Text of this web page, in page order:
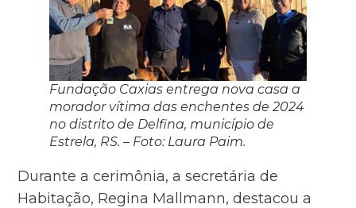
Fundação Caxias entrega nova casa a
morador vítima das enchentes de 2024
no distrito de Delfina, município de
Estrela, RS. – Foto: Laura Paim.
Durante a cerimônia, a secretária de
Habitação, Regina Mallmann, destacou a